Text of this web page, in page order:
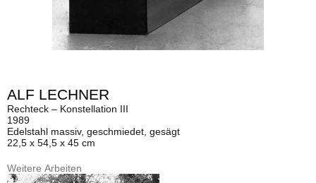
ALF LECHNER
Rechteck – Konstellation III
1989
Edelstahl massiv, geschmiedet, gesägt
22,5 x 54,5 x 45 cm
Weitere Arbeiten